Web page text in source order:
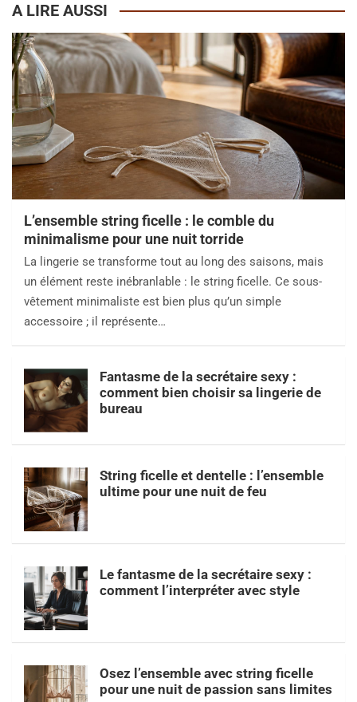
A LIRE AUSSI
L’ensemble string ficelle : le comble du
minimalisme pour une nuit torride
La lingerie se transforme tout au long des saisons, mais
un élément reste inébranlable : le string ficelle. Ce sous-
vêtement minimaliste est bien plus qu’un simple
accessoire ; il représente…
Fantasme de la secrétaire sexy :
comment bien choisir sa lingerie de
bureau
String ficelle et dentelle : l’ensemble
ultime pour une nuit de feu
Le fantasme de la secrétaire sexy :
comment l’interpréter avec style
Osez l’ensemble avec string ficelle
pour une nuit de passion sans limites